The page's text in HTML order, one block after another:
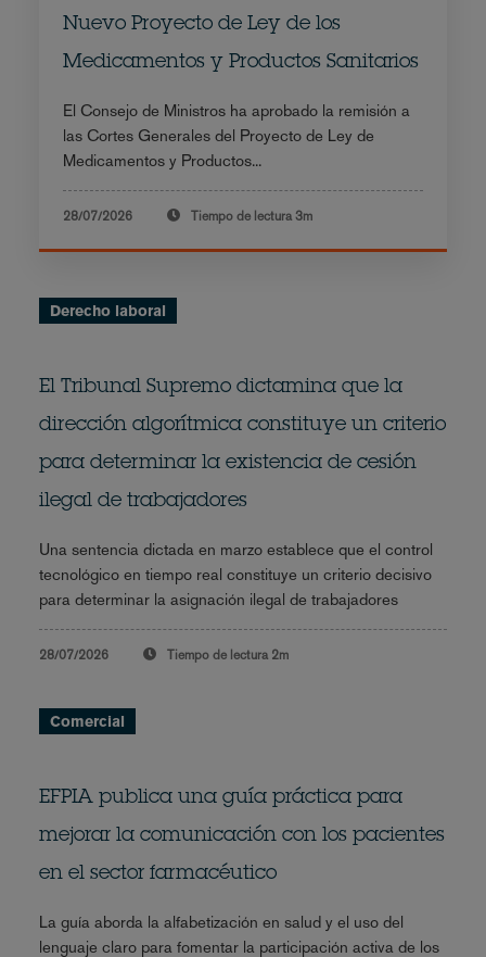
Nuevo Proyecto de Ley de los
Medicamentos y Productos Sanitarios
El Consejo de Ministros ha aprobado la remisión a
las Cortes Generales del Proyecto de Ley de
Medicamentos y Productos...
28/07/2026 Tiempo de lectura 3m
Derecho laboral
El Tribunal Supremo dictamina que la
dirección algorítmica constituye un criterio
para determinar la existencia de cesión
ilegal de trabajadores
Una sentencia dictada en marzo establece que el control
tecnológico en tiempo real constituye un criterio decisivo
para determinar la asignación ilegal de trabajadores
28/07/2026 Tiempo de lectura 2m
Comercial
EFPIA publica una guía práctica para
mejorar la comunicación con los pacientes
en el sector farmacéutico
La guía aborda la alfabetización en salud y el uso del
lenguaje claro para fomentar la participación activa de los